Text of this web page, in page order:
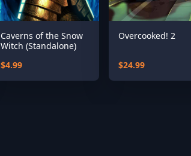
Caverns of the Snow
Witch (Standalone)
$4.99
Overcooked! 2
$24.99